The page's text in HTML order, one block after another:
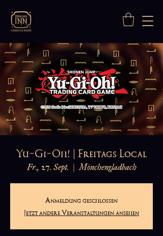
Yu-Gi-Oh! | Freitags Local
Fr., 27. Sept.
  |
Mönchengladbach
Anmeldung geschlossen
Jetzt andere Veranstaltungen ansehen